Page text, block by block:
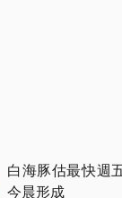
白海豚估最快週
今晨形成